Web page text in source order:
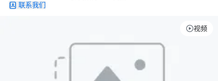
联系我们
视频